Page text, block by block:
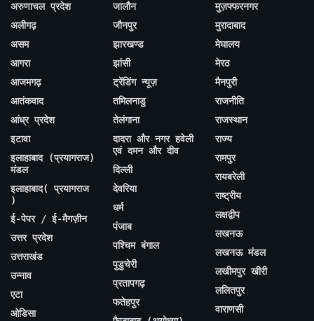
अरुणाचल प्रदेश
अलीगढ़
असम
आगरा
आजमगढ़
आतंकवाद
आंध्र प्रदेश
इटावा
इलाहाबाद (प्रयागराज)
मंडल
इलाहाबाद( प्रयागराज
)
ई-पेपर / ई-मैगज़ीन
उत्तर प्रदेश
उत्तराखंड
उन्नाव
एटा
ओडिसा
जालौन
जौनपुर
झारखण्ड
झांसी
ट्रेंडिंग न्यूज़
तमिलनाडु
तेलंगाना
दादरा और नगर हवेली
एवं दमन और दीव
दिल्ली
देवरिया
धर्म
पंजाब
पश्चिम बंगाल
पुडुचेरी
प्रतापगढ़
फतेहपुर
मुज़फ्फरनगर
मुरादाबाद
मेघालय
मेरठ
मैनपुरी
राजनीति
राजस्थान
राज्य
रामपुर
रायबरेली
राष्ट्रीय
लक्षद्वीप
लखनऊ
लखनऊ मंडल
लखीमपुर खीरी
ललितपुर
वाराणसी